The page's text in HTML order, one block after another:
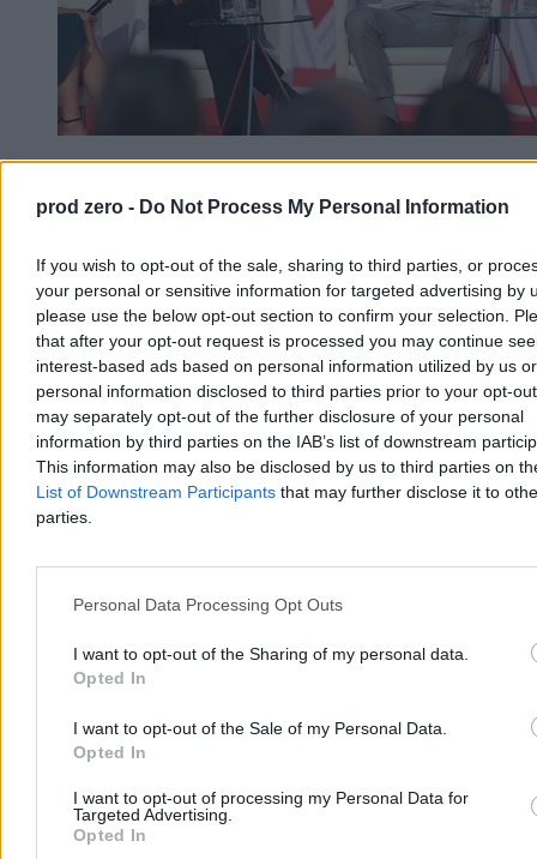
prod zero - Do Not Process My Personal Information
If you wish to opt-out of the sale, sharing to third parties, or
your personal or sensitive information for targeted advertising by
please use the below opt-out section to confirm your selection.
that after your opt-out request is processed you may continue
interest-based ads based on personal information utilized by us or
personal information disclosed to third parties prior to your opt-
may separately opt-out of the further disclosure of your personal
information by third parties on the IAB’s list of downstream
This information may also be disclosed by us to third parties on
List of Downstream Participants that may further disclose it to
parties.
Personal Data Processing Opt Outs
I want to opt-out of the Sharing of my personal data.
Opted In
I want to opt-out of the Sale of my Personal Data.
Opted In
I want to opt-out of processing my Personal Data for
Targeted Advertising.
Opted In
Stanowski o roku prezydentury Nawrockiego
prezydenta, że jest to postać zupełnie inna niż ta, w którą sam
uwierzyłem – powiedział Krzysztof Stanowski. Szef Kanału Zero
wziął udział w debacie podsumowującej pierwszy rok prezydentury
Karola Nawrockiego.
Krzysztof Jabłonowski
Dzisiaj 18:04
6 min
Kraj